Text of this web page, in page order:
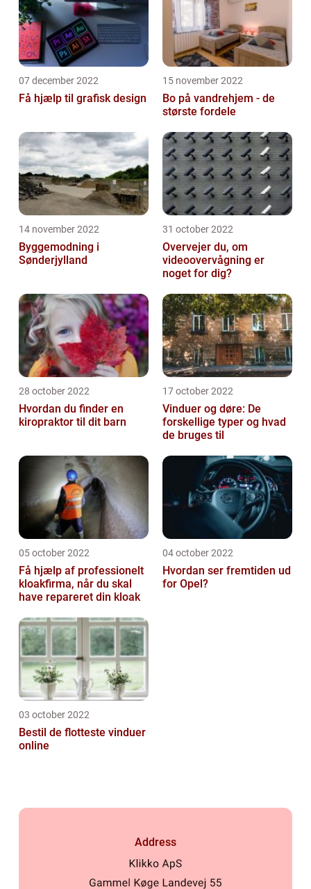
07 december 2022
Få hjælp til grafisk design
15 november 2022
Bo på vandrehjem - de
største fordele
14 november 2022
Byggemodning i
Sønderjylland
31 october 2022
Overvejer du, om
videoovervågning er
noget for dig?
28 october 2022
Hvordan du finder en
kiropraktor til dit barn
17 october 2022
Vinduer og døre: De
forskellige typer og hvad
de bruges til
05 october 2022
Få hjælp af professionelt
kloakfirma, når du skal
have repareret din kloak
04 october 2022
Hvordan ser fremtiden ud
for Opel?
03 october 2022
Bestil de flotteste vinduer
online
Address